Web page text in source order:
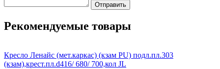
Отправить
Рекомендуемые товары
Кресло Ленайс (мет.каркас) (кзам PU) подл.пл.303
(кзам),крест.пл.d416/ 680/ 700,кол JL